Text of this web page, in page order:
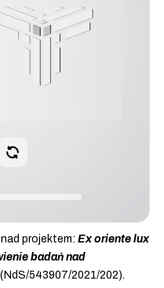
projektem: Ex oriente lux
badań nad
(NdS/543907/2021/202).